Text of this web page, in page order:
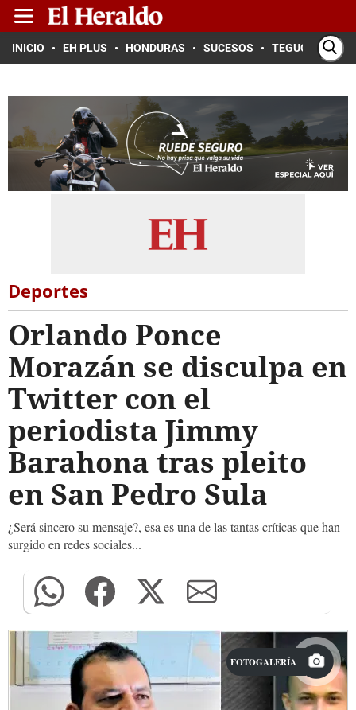
INICIO EH PLUS HONDURAS SUCESOS TEGUCIGALPA
Deportes
Orlando Ponce
Morazán se disculpa en
Twitter con el
periodista Jimmy
Barahona tras pleito
en San Pedro Sula
¿Será sincero su mensaje?, esa es una de las tantas críticas que han
surgido en redes sociales...
FOTOGALERÍA